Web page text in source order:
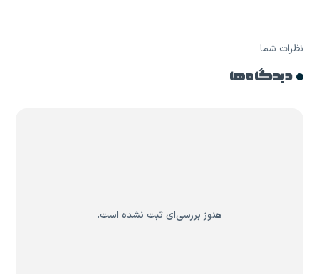
نظرات شما
دیدگاه ها
هنوز بررسی‌ای ثبت نشده است.